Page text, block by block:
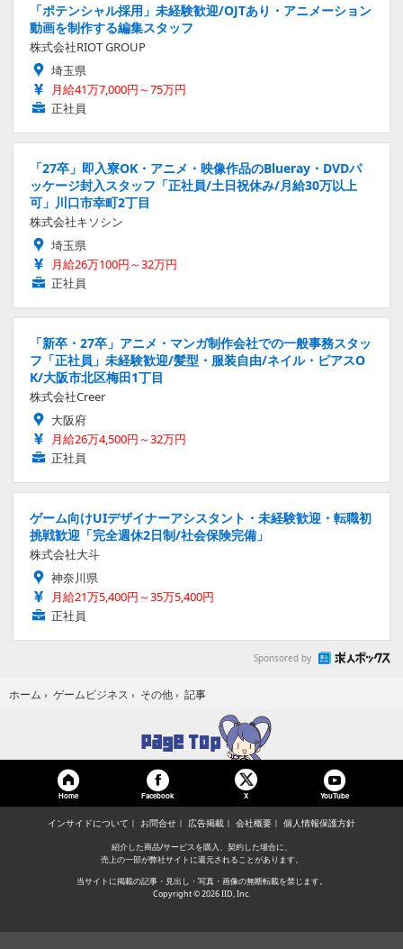
「ポテンシャル採用」未経験歓迎/OJTあり・アニメーション
動画を制作する編集スタッフ
株式会社RIOT GROUP
埼玉県
月給41万7,000円～75万円
正社員
「27卒」即入寮OK・アニメ・映像作品のBlueray・DVDパ
ッケージ封入スタッフ「正社員/土日祝休み/月給30万以上
可」川口市幸町2丁目
株式会社キソシン
埼玉県
月給26万100円～32万円
正社員
「新卒・27卒」アニメ・マンガ制作会社での一般事務スタッ
フ「正社員」未経験歓迎/髪型・服装自由/ネイル・ピアスO
K/大阪市北区梅田1丁目
株式会社Creer
大阪府
月給26万4,500円～32万円
正社員
ゲーム向けUIデザイナーアシスタント・未経験歓迎・転職初
挑戦歓迎「完全週休2日制/社会保険完備」
株式会社大斗
神奈川県
月給21万5,400円～35万5,400円
正社員
Sponsored by
ホーム › ゲームビジネス › その他 › 記事
Home Facebook X YouTube
インサイドについて お問合せ 広告掲載 会社概要 個人情報保護方針
紹介した商品/サービスを購入、契約した場合に、
売上の一部が弊社サイトに還元されることがあります。
当サイトに掲載の記事・見出し・写真・画像の無断転載を禁じます。
Copyright © 2026 IID, Inc.